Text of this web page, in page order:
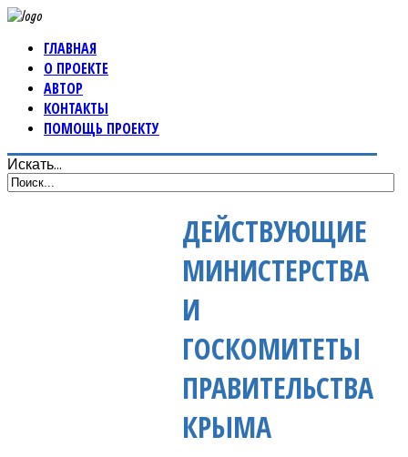
ГЛАВНАЯ
О ПРОЕКТЕ
АВТОР
КОНТАКТЫ
ПОМОЩЬ ПРОЕКТУ
Искать...
ДЕЙСТВУЮЩИЕ
МИНИСТЕРСТВА
И
ГОСКОМИТЕТЫ
ПРАВИТЕЛЬСТВА
КРЫМА